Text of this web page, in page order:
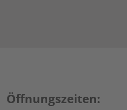
Öffnungszeiten: